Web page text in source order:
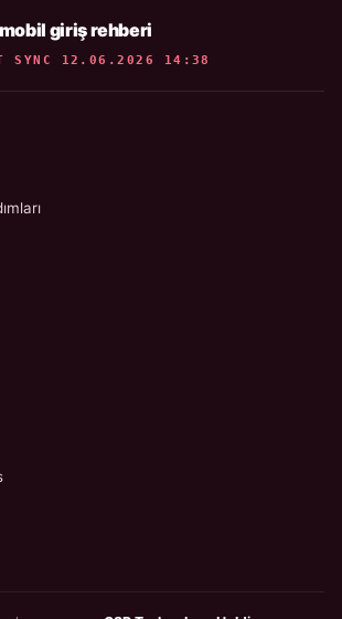
giriş rehberi
SYNC 12.06.2026 14:38